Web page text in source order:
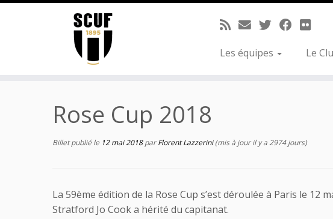
Passer
Les équipes Le
Rose Cup 2018
Billet publié le 12 mai 2018 parFlorent Lazzerini(mis à jour il y a 2974 jours)
La 59ème édition de la Rose Cup s’est déroulée à Paris le 12
Stratford Jo Cook a hérité du capitanat.